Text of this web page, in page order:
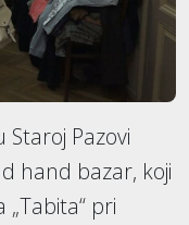
Pazovi
hand bazar, koji
pri